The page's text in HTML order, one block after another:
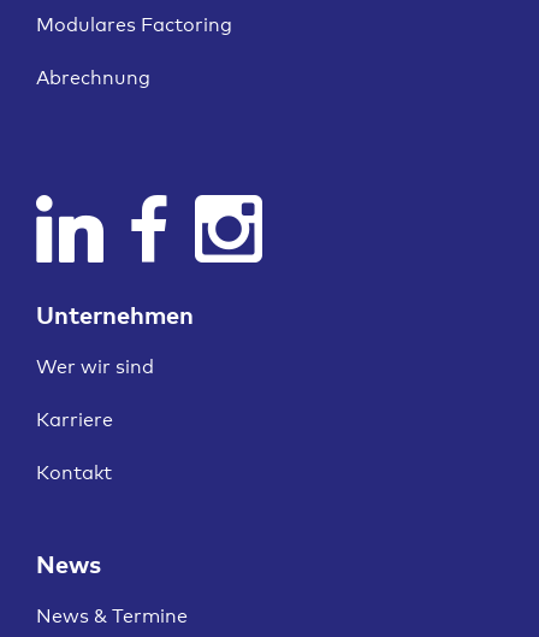
Modulares Factoring
Abrechnung
Unternehmen
Wer wir sind
Karriere
Kontakt
News
News & Termine